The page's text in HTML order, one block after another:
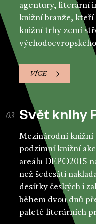
agentury, literární
knižní branže, kteří
knižní trhy zemí
VÍCE
Svět knihy
Mezinárodní
podzimní knižní
areálu DEPO2015
než šedesáti
desítky českých i
během dvou dnů
paletě literárních